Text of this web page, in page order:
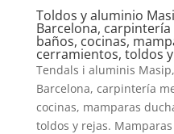
Toldos y aluminio
Barcelona,
baños, cocinas,
cerramientos, toldos
Tendals i aluminis
Barcelona, carpintería
cocinas, mamparas
toldos y rejas.